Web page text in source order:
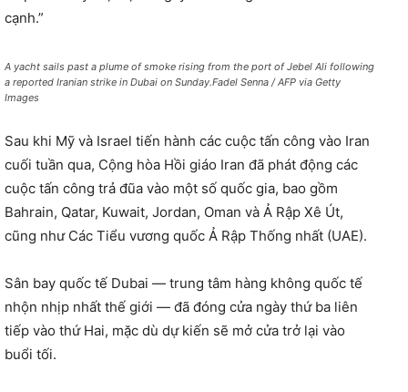
cạnh.”
A yacht sails past a plume of smoke rising from the port of Jebel Ali following
a reported Iranian strike in Dubai on Sunday.Fadel Senna / AFP via Getty
Images
Sau khi Mỹ và Israel tiến hành các cuộc tấn công vào Iran
cuối tuần qua, Cộng hòa Hồi giáo Iran đã phát động các
cuộc tấn công trả đũa vào một số quốc gia, bao gồm
Bahrain, Qatar, Kuwait, Jordan, Oman và Ả Rập Xê Út,
cũng như Các Tiểu vương quốc Ả Rập Thống nhất (UAE).
Sân bay quốc tế Dubai — trung tâm hàng không quốc tế
nhộn nhịp nhất thế giới — đã đóng cửa ngày thứ ba liên
tiếp vào thứ Hai, mặc dù dự kiến ​​sẽ mở cửa trở lại vào
buổi tối.